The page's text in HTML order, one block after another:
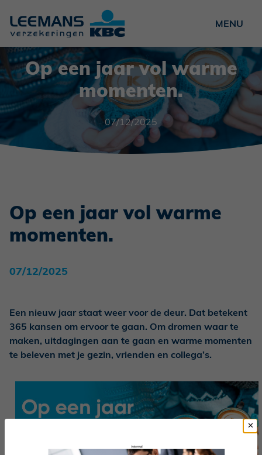
Particulieren
Ondernemers
Verenigingen
Over ons
Nieuws
Schade?
Op een jaar vol warme
momenten.
07/12/2025
Op een jaar vol warme
momenten.
07/12/2025
Een nieuw jaar staat weer voor de deur. Dat betekent
365 kansen om ervoor te gaan. Om dromen waar te
maken, uitdagingen aan te gaan en warme momenten
te beleven met je gezin, vrienden en collega’s.